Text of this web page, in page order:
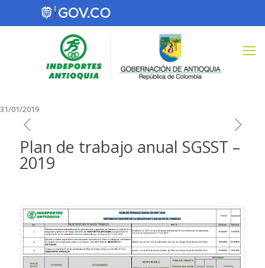
31/01/2019
Plan de trabajo anual SGSST –
2019